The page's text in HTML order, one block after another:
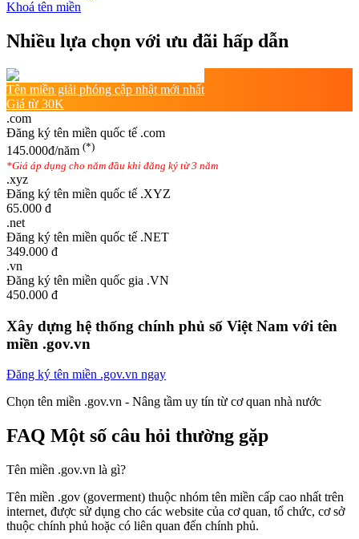
Khoá tên miền
Nhiều lựa chọn với ưu đãi hấp dẫn
Tên miền giải phóng cập nhật mới nhất
Giá từ 30K
.com
Đăng ký tên miền quốc tế .com
145.000đ/năm (*)
*Giá áp dụng cho năm đầu khi đăng ký từ 3 năm
.xyz
Đăng ký tên miền quốc tế .XYZ
65.000 đ
.net
Đăng ký tên miền quốc tế .NET
349.000 đ
.vn
Đăng ký tên miền quốc gia .VN
450.000 đ
Xây dựng hệ thống chính phủ số Việt Nam với tên
miền .gov.vn
Đăng ký tên miền .gov.vn ngay
Chọn tên miền .gov.vn - Nâng tầm uy tín từ cơ quan nhà nước
FAQ Một số câu hỏi thường gặp
Tên miền .gov.vn là gì?
Tên miền .gov (goverment) thuộc nhóm tên miền cấp cao nhất trên
internet, được sử dụng cho các website của cơ quan, tổ chức, cơ sở
thuộc chính phủ hoặc có liên quan đến chính phủ.